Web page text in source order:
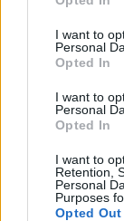
I want to
Personal
Opted In
I want to
Personal
Opted In
I want to
Retention,
Personal
Purposes
Opted Out
StaraTV
19.9.2008, 16:00
(osa 1/2)